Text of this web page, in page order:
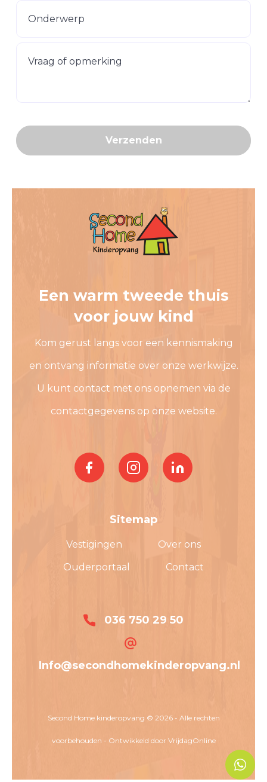
Onderwerp
Vraag of opmerking
Een warm tweede thuis
voor jouw kind
Kom gerust langs voor een kennismaking
en ontvang informatie over onze werkwijze.
U kunt contact met ons opnemen via de
contactgegevens op onze website.
Sitemap
Vestigingen
Over ons
Ouderportaal
Contact
036 750 29 50
Info@secondhomekinderopvang.nl
Second Home kinderopvang © 2026 - Alle rechten
voorbehouden - Ontwikkeld door VrijdagOnline